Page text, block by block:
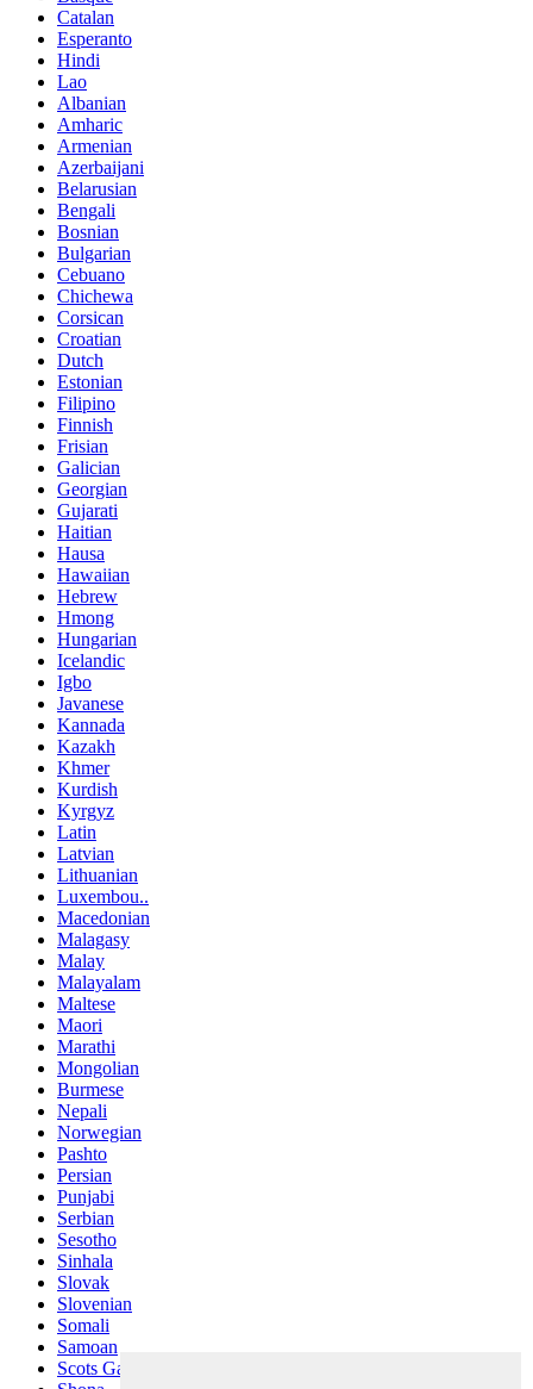
Catalan
Esperanto
Hindi
Lao
Albanian
Amharic
Armenian
Azerbaijani
Belarusian
Bengali
Bosnian
Bulgarian
Cebuano
Chichewa
Corsican
Croatian
Dutch
Estonian
Filipino
Finnish
Frisian
Galician
Georgian
Gujarati
Haitian
Hausa
Hawaiian
Hebrew
Hmong
Hungarian
Icelandic
Igbo
Javanese
Kannada
Kazakh
Khmer
Kurdish
Kyrgyz
Latin
Latvian
Lithuanian
Luxembou..
Macedonian
Malagasy
Malay
Malayalam
Maltese
Maori
Marathi
Mongolian
Burmese
Nepali
Norwegian
Pashto
Persian
Punjabi
Serbian
Sesotho
Sinhala
Slovak
Slovenian
Somali
Samoan
Scots Gaelic